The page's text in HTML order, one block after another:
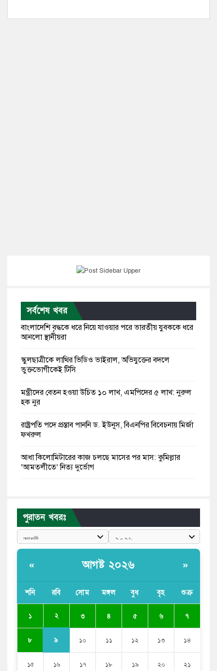
সর্বশেষ খবর
বাংলাদেশি বৃদ্ধকে ধরে নিয়ে যাওয়ার পরে ভারতীয় যুবককে ধরে
আনলো স্থানীয়রা
স্কুলছাত্রীকে লাথির ভিডিও ভাইরাল, অভিযুক্তের বদলে
ভুক্তভোগীকেই টিসি
মন্ত্রীদের বেতন হওয়া উচিত ১০ লাখ, এমপিদের ৫ লাখ: নুরুল
হক নুর
রাষ্ট্রপতি পদে প্রস্তাব পাননি ড. ইউনূস, বিএনপির বিবেচনায় মির্জা
ফখরুল
আধা কিলোমিটারের কাজ চলছে মাসের পর মাস: কুমিল্লার
‘আমতলীতে’ নিত্য দুর্ভোগ
পুলিশকে পিটিয়ে রক্তাক্ত করেছি এ দৃশ্য কি আপনারা দেখেননি:
এনসিপি নেতা
সরকার
সজীব ওয়াজেদ জয়
পুরাতন খবরঃ
« আগষ্ট ২০২৬ »
শনি রবি সোম মঙ্গল বুধ বৃহ শুক্র
১ ২ ৩ ৪ ৫ ৬ ৭
৮ ৯ ১০ ১১ ১২ ১৩ ১৪
১৫ ১৬ ১৭ ১৮ ১৯ ২০ ২১